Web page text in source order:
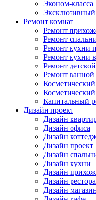
Эконом-класса
Эксклюзивный
Ремонт комнат
Ремонт
Ремонт спальни
Ремонт кухни
Ремонт кухни
Ремонт
Ремонт
Капитальный
Дизайн проект
Дизайн
Дизайн офиса
Дизайн
Дизайн проект
Дизайн
Дизайн кухни
Дизайн
Дизайн
Дизайн